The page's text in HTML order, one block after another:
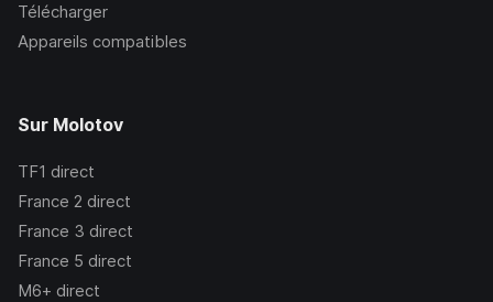
Télécharger
Appareils compatibles
Sur Molotov
TF1 direct
France 2 direct
France 3 direct
France 5 direct
M6+ direct